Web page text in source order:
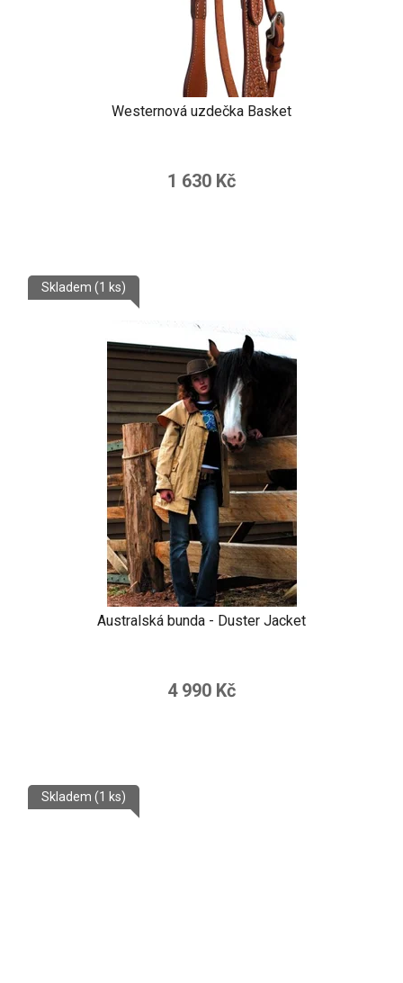
Westernová uzdečka Basket
1 630 Kč
Australská bunda - Duster Jacket
Skladem (1 ks)
4 990 Kč
Skladem (1 ks)